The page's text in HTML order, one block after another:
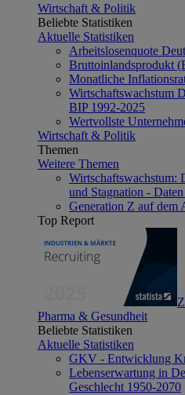
Wirtschaft & Politik
Beliebte Statistiken
Aktuelle Statistiken
Arbeitslosenquote
Bruttoinlandsprodukt
Monatliche
Wirtschaftswachstum
BIP 1992-2025
Wertvollste
Wirtschaft & Politik
Themen
Weitere Themen
Wirtschaftswachstum:
und Stagnation -
Generation Z auf dem
Top Report
Pharma & Gesundheit
Beliebte Statistiken
Aktuelle Statistiken
GKV - Entwicklung
Lebenserwartung in
Geschlecht 1950-2070